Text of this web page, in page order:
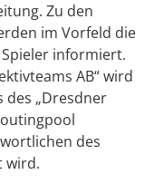
Zu den
im Vorfeld die
informiert.
AB“ wird
des „Dresdner
des
wird.